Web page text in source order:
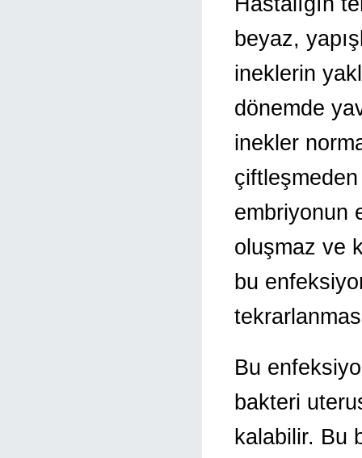
beyaz,
ineklerin
dönemde
inekler
embriyonun
oluşmaz ve
bu
Bu
bakteri
kalabilir. Bu